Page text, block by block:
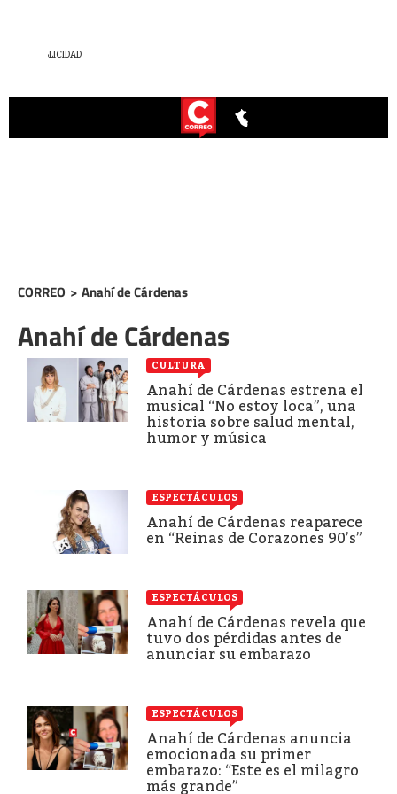
CORREO > Anahí de Cárdenas
Anahí de Cárdenas
CULTURA
Anahí de Cárdenas estrena el
musical “No estoy loca”, una
historia sobre salud mental,
humor y música
ESPECTÁCULOS
Anahí de Cárdenas reaparece
en “Reinas de Corazones 90’s”
ESPECTÁCULOS
Anahí de Cárdenas revela que
tuvo dos pérdidas antes de
anunciar su embarazo
ESPECTÁCULOS
Anahí de Cárdenas anuncia
emocionada su primer
embarazo: “Este es el milagro
más grande”